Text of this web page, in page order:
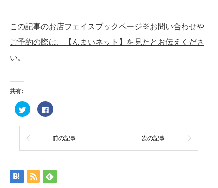
この記事のお店フェイスブックページ※お問い合わせや
ご予約の際は、【んまいネット】を見たとお伝えくださ
い。
共有:
ク
リ
ク
て
Twitter
し
い
ウ
Facebook
で
有
る
に
ク
し
て
前の記事 次の記事